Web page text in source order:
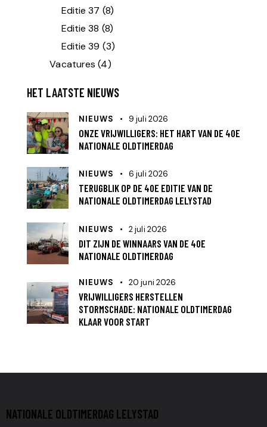
Editie 37 (8)
Editie 38 (8)
Editie 39 (3)
Vacatures (4)
HET LAATSTE NIEUWS
NIEUWS 9 juli 2026
ONZE VRIJWILLIGERS: HET HART VAN DE 40E
NATIONALE OLDTIMERDAG
NIEUWS 6 juli 2026
TERUGBLIK OP DE 40E EDITIE VAN DE
NATIONALE OLDTIMERDAG LELYSTAD
NIEUWS 2 juli 2026
DIT ZIJN DE WINNAARS VAN DE 40E
NATIONALE OLDTIMERDAG
NIEUWS 20 juni 2026
VRIJWILLIGERS HERSTELLEN
STORMSCHADE: NATIONALE OLDTIMERDAG
KLAAR VOOR START
NATIONALE OLDTIMERDAG LELYSTAD